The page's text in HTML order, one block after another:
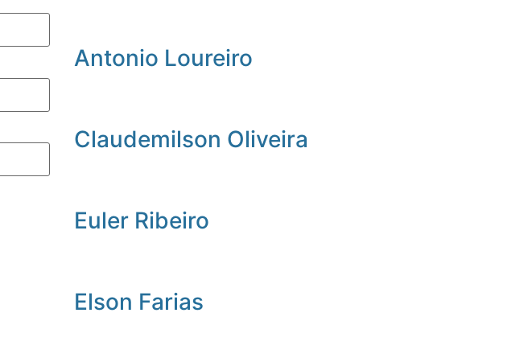
Antonio Loureiro
Claudemilson Oliveira
Euler Ribeiro
Elson Farias